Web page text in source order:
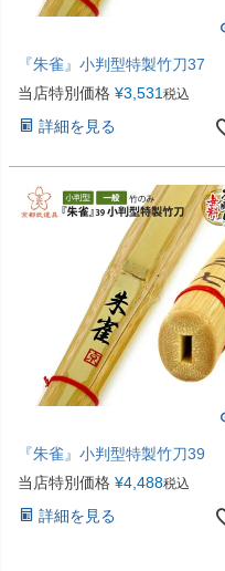
『朱雀』小判型特製竹刀37
当店特別価格 ¥3,531 税込
詳細を見る
『朱雀』小判型特製竹刀39
当店特別価格 ¥4,488税込
詳細を見る